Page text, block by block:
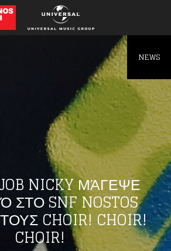
NICKY ΜΆΓΕΨΕ
ΣΤΟ SNF NOSTOS
CHOIR! CHOIR!
CHOIR!
NEWS
favorite artists before